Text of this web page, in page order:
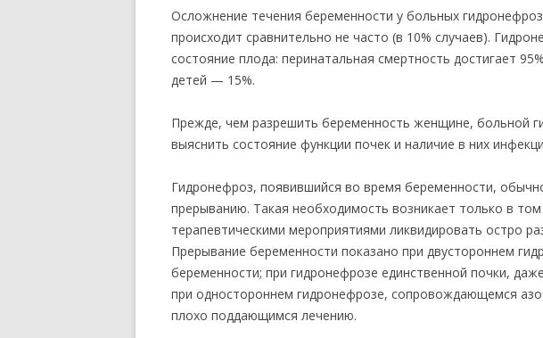
Осложнение течения беременности у больных
происходит сравнительно не часто (в 10% случаев).
состояние плода: перинатальная смертность достигает
детей — 15%.
Прежде, чем разрешить беременность женщине, больной
выяснить состояние функции почек и наличие в них
Гидронефроз, появившийся во время беременности,
прерыванию. Такая необходимость возникает только в том
терапевтическими мероприятиями ликвидировать остро
Прерывание беременности показано при двустороннем
беременности; при гидронефрозе единственной почки,
при одностороннем гидронефрозе, сопровождающемся
плохо поддающимся лечению.